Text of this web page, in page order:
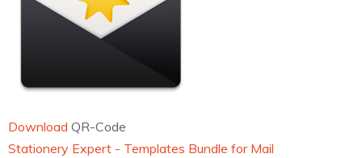
Download QR-Code
‎Stationery Expert - Templates Bundle for Mail